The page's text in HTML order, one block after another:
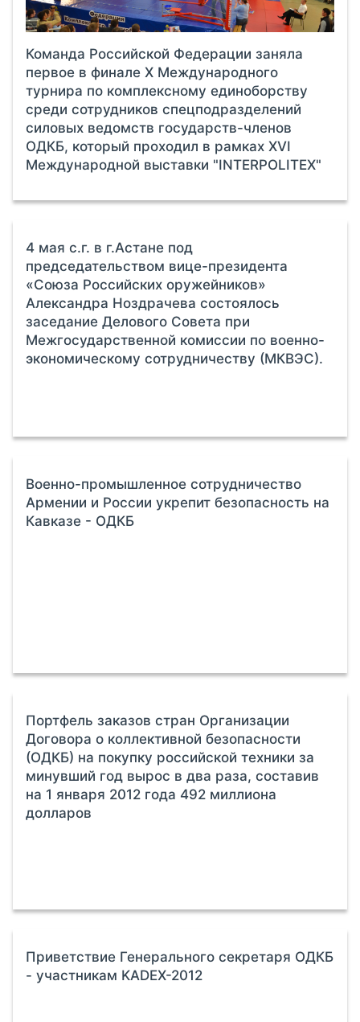
Команда Российской Федерации заняла
первое в финале X Международного
турнира по комплексному единоборству
среди сотрудников спецподразделений
силовых ведомств государств-членов
ОДКБ, который проходил в рамках XVI
Международной выставки "INTERPOLITEX"
4 мая с.г. в г.Астане под
председательством вице-президента
«Союза Российских оружейников»
Александра Ноздрачева состоялось
заседание Делового Совета при
Межгосударственной комиссии по военно-
экономическому сотрудничеству (МКВЭС).
Военно-промышленное сотрудничество
Армении и России укрепит безопасность на
Кавказе - ОДКБ
Портфель заказов стран Организации
Договора о коллективной безопасности
(ОДКБ) на покупку российской техники за
минувший год вырос в два раза, составив
на 1 января 2012 года 492 миллиона
долларов
Приветствие Генерального секретаря ОДКБ
- участникам KADEX-2012